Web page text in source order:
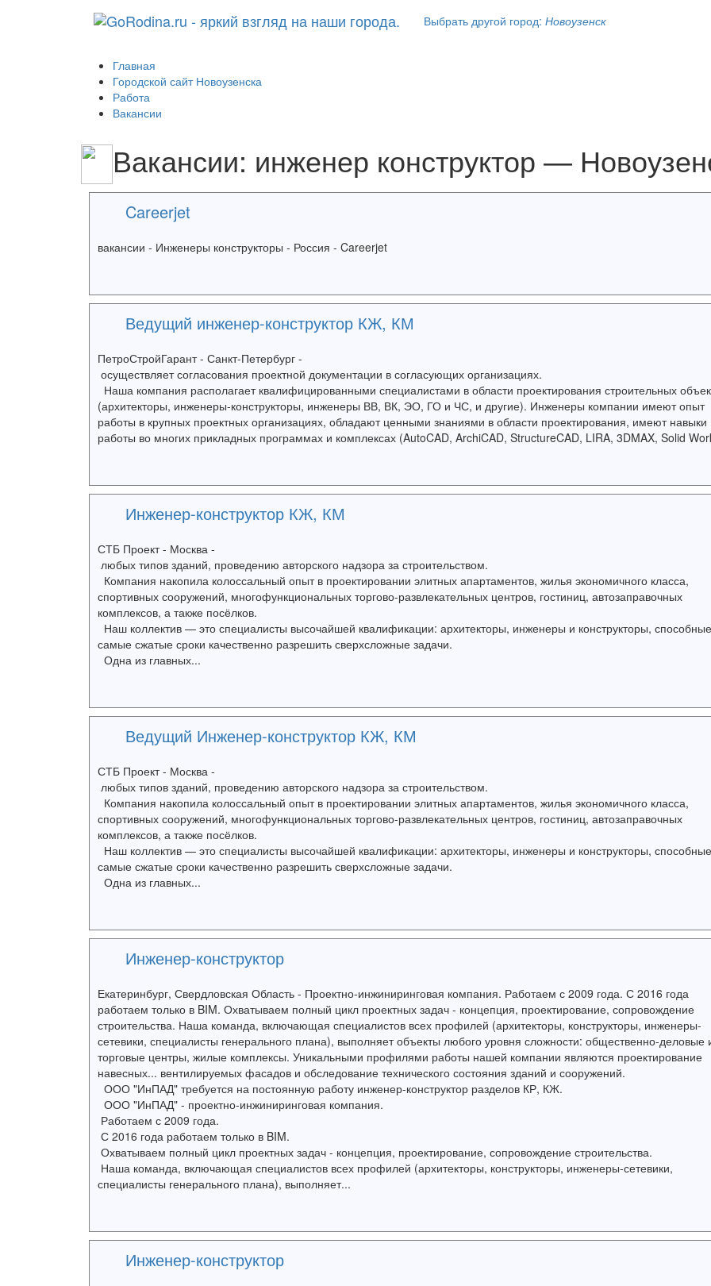
Выбрать другой город: Новоузенск
Главная
Городской сайт Новоузенска
Работа
Вакансии
Вакансии: инженер конструктор —
Careerjet
вакансии - Инженеры конструкторы - Россия - Careerjet
Ведущий инженер-конструктор КЖ, КМ
ПетроСтройГарант - Санкт-Петербург -
осуществляет согласования проектной документации в согласующих организациях.
Наша компания располагает квалифицированными специалистами в области проектирования строительных
(архитекторы, инженеры-конструкторы, инженеры ВВ, ВК, ЭО, ГО и ЧС, и другие). Инженеры компании имеют опыт
работы в крупных проектных организациях, обладают ценными знаниями в области проектирования, имеют навыки
работы во многих прикладных программах и комплексах (AutoCAD, ArchiCAD, StructureCAD, LIRA, 3DMAX, Solid
Инженер-конструктор КЖ, КМ
СТБ Проект - Москва -
любых типов зданий, проведению авторского надзора за строительством.
Компания накопила колоссальный опыт в проектировании элитных апартаментов, жилья экономичного класса,
спортивных сооружений, многофункциональных торгово-развлекательных центров, гостиниц, автозаправочных
комплексов, а также посёлков.
Наш коллектив — это специалисты высочайшей квалификации: архитекторы, инженеры и конструкторы,
самые сжатые сроки качественно разрешить сверхсложные задачи.
Одна из главных...
Ведущий Инженер-конструктор КЖ, КМ
СТБ Проект - Москва -
любых типов зданий, проведению авторского надзора за строительством.
Компания накопила колоссальный опыт в проектировании элитных апартаментов, жилья экономичного класса,
спортивных сооружений, многофункциональных торгово-развлекательных центров, гостиниц, автозаправочных
комплексов, а также посёлков.
Наш коллектив — это специалисты высочайшей квалификации: архитекторы, инженеры и конструкторы,
самые сжатые сроки качественно разрешить сверхсложные задачи.
Одна из главных...
Инженер-конструктор
Екатеринбург, Свердловская Область - Проектно-инжиниринговая компания. Работаем с 2009 года. С 2016 года
работаем только в BIM. Охватываем полный цикл проектных задач - концепция, проектирование, сопровождение
строительства. Наша команда, включающая специалистов всех профилей (архитекторы, конструкторы, инженеры-
сетевики, специалисты генерального плана), выполняет объекты любого уровня сложности: общественно-деловые
торговые центры, жилые комплексы. Уникальными профилями работы нашей компании являются проектирование
навесных... вентилируемых фасадов и обследование технического состояния зданий и сооружений.
ООО "ИнПАД" требуется на постоянную работу инженер-конструктор разделов КР, КЖ.
ООО "ИнПАД" - проектно-инжиниринговая компания.
Работаем с 2009 года.
С 2016 года работаем только в BIM.
Охватываем полный цикл проектных задач - концепция, проектирование, сопровождение строительства.
Наша команда, включающая специалистов всех профилей (архитекторы, конструкторы, инженеры-сетевики,
специалисты генерального плана), выполняет...
Инженер-конструктор